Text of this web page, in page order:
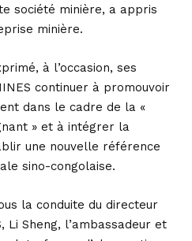
société minière, a appris
minière.
à l’occasion, ses
continuer à promouvoir
dans le cadre de la «
» et à intégrer la
une nouvelle référence
sino-congolaise.
la conduite du directeur
Li Sheng, l’ambassadeur et